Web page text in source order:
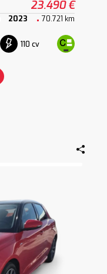
23.490 €
2023 70.721 km
110 cv